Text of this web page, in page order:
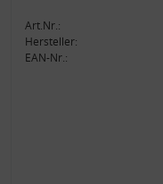
Art.Nr.:
Hersteller:
EAN-Nr.: